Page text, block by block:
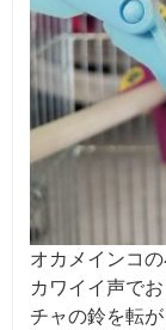
オカメインコ
カワイイ声で
チャの鈴を転